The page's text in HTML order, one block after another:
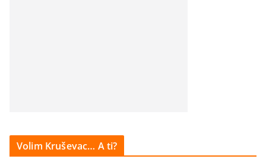
Volim Kruševac… A ti?